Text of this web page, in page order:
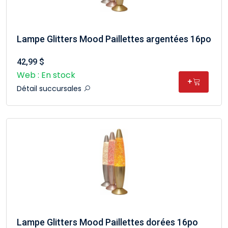
Lampe Glitters Mood Paillettes argentées 16po
42,99 $
Web : En stock
Détail succursales
+
Lampe Glitters Mood Paillettes dorées 16po